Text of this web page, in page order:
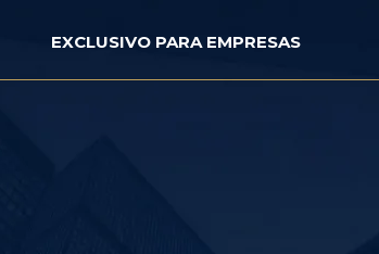
EXCLUSIVO PARA EMPRESAS